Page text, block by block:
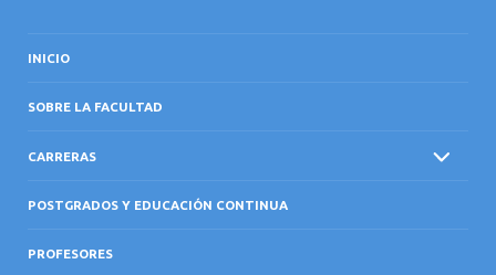
INICIO
SOBRE LA FACULTAD
CARRERAS
POSTGRADOS Y EDUCACIÓN CONTINUA
PROFESORES